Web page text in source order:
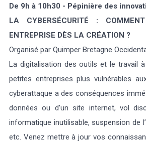
De 9h à 10h30 - Pépinière des
LA CYBERSÉCURITÉ :
ENTREPRISE DÈS LA CRÉATION ?
Organisé par Quimper Bretagne
La digitalisation des outils et le travail
petites entreprises plus vulnérables
cyberattaque a des conséquences
données ou d’un site internet, vol
informatique inutilisable, suspension de
etc. Venez mettre à jour vos